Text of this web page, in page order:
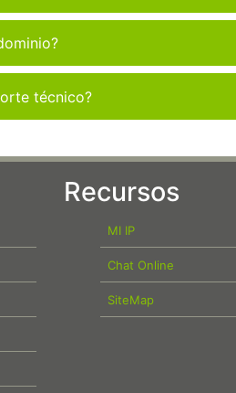
técnico?
Recursos
MI IP
Chat Online
SiteMap